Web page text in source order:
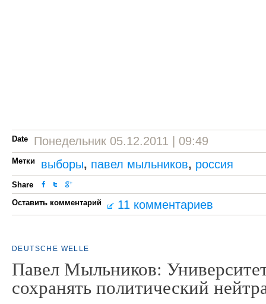
Date Понедельник 05.12.2011 | 09:49
Метки выборы, павел мыльников, россия
Share
Оставить комментарий
11 комментариев
DEUTSCHE WELLE
Павел Мыльников:
сохранять политический